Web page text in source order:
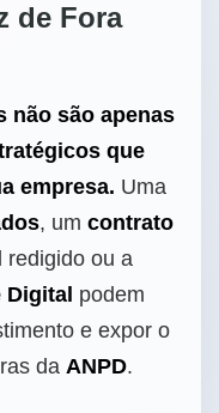
de Fora
não são apenas
que
empresa. Uma
, um contrato
redigido ou a
podem
e expor o
da ANPD.